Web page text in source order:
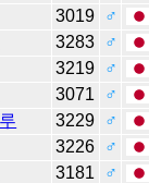
3019
♂
3283
♂
3219
♂
3071
♂
3229
♂
3226
♂
3181
♂